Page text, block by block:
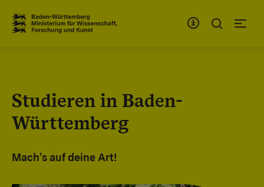
Studieren in Baden-
Württemberg
Mach's auf deine Art!